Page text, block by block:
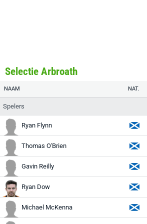
Selectie Arbroath
NAAM NAT.
Spelers
Ryan Flynn
Thomas O'Brien
Gavin Reilly
Ryan Dow
Michael McKenna